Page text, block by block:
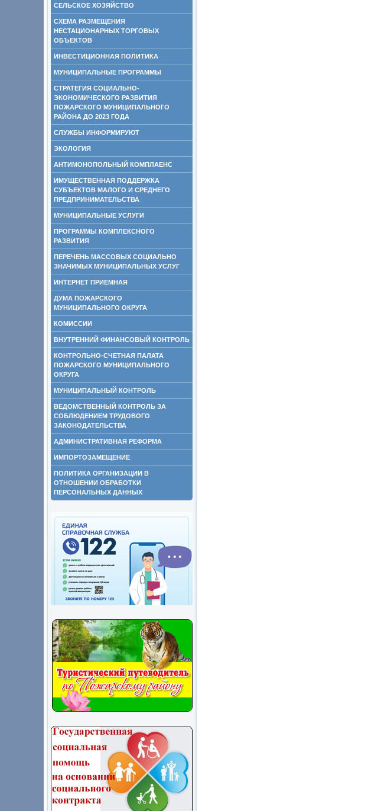
СЕЛЬСКОЕ ХОЗЯЙСТВО
СХЕМА РАЗМЕЩЕНИЯ
НЕСТАЦИОНАРНЫХ ТОРГОВЫХ
ОБЪЕКТОВ
ИНВЕСТИЦИОННАЯ ПОЛИТИКА
МУНИЦИПАЛЬНЫЕ ПРОГРАММЫ
СТРАТЕГИЯ СОЦИАЛЬНО-
ЭКОНОМИЧЕСКОГО РАЗВИТИЯ
ПОЖАРСКОГО МУНИЦИПАЛЬНОГО
РАЙОНА ДО 2023 ГОДА
СЛУЖБЫ ИНФОРМИРУЮТ
ЭКОЛОГИЯ
АНТИМОНОПОЛЬНЫЙ КОМПЛАЕНС
ИМУЩЕСТВЕННАЯ ПОДДЕРЖКА
СУБЪЕКТОВ МАЛОГО И СРЕДНЕГО
ПРЕДПРИНИМАТЕЛЬСТВА
МУНИЦИПАЛЬНЫЕ УСЛУГИ
ПРОГРАММЫ КОМПЛЕКСНОГО
РАЗВИТИЯ
ПЕРЕЧЕНЬ МАССОВЫХ СОЦИАЛЬНО
ЗНАЧИМЫХ МУНИЦИПАЛЬНЫХ УСЛУГ
ИНТЕРНЕТ ПРИЕМНАЯ
ДУМА ПОЖАРСКОГО
МУНИЦИПАЛЬНОГО ОКРУГА
КОМИССИИ
ВНУТРЕННИЙ ФИНАНСОВЫЙ КОНТРОЛЬ
КОНТРОЛЬНО-СЧЕТНАЯ ПАЛАТА
ПОЖАРСКОГО МУНИЦИПАЛЬНОГО
ОКРУГА
МУНИЦИПАЛЬНЫЙ КОНТРОЛЬ
ВЕДОМСТВЕННЫЙ КОНТРОЛЬ ЗА
СОБЛЮДЕНИЕМ ТРУДОВОГО
ЗАКОНОДАТЕЛЬСТВА
АДМИНИСТРАТИВНАЯ РЕФОРМА
ИМПОРТОЗАМЕЩЕНИЕ
ПОЛИТИКА ОРГАНИЗАЦИИ В
ОТНОШЕНИИ ОБРАБОТКИ
ПЕРСОНАЛЬНЫХ ДАННЫХ